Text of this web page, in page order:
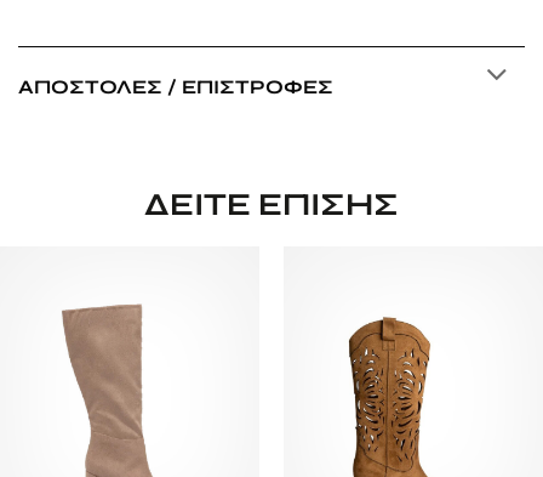
ΑΠΟΣΤΟΛΈΣ / ΕΠΙΣΤΡΟΦΈΣ
ΔΕΊΤΕ ΕΠΊΣΗΣ